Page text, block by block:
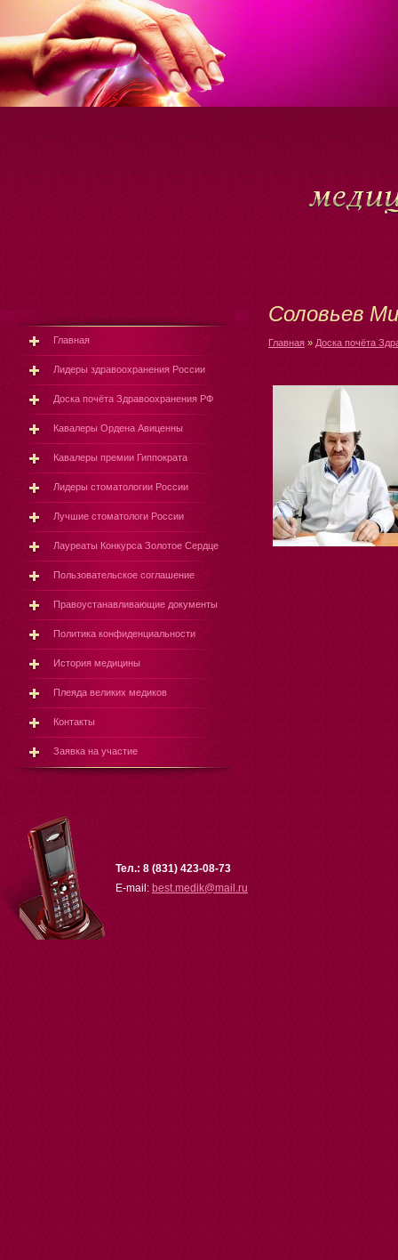
Соловьев
Главная » Доска почёта
Главная
Лидеры здравоохранения России
Доска почёта Здравоохранения РФ
Кавалеры Ордена Авиценны
Кавалеры премии Гиппократа
Лидеры стоматологии России
Лучшие стоматологи России
Лауреаты Конкурса Золотое Сердце
Пользовательское соглашение
Правоустанавливающие документы
Политика конфиденциальности
История медицины
Плеяда великих медиков
Контакты
Заявка на участие
Тел.: 8 (831) 423-08-73
E-mail: best.medik@mail.ru